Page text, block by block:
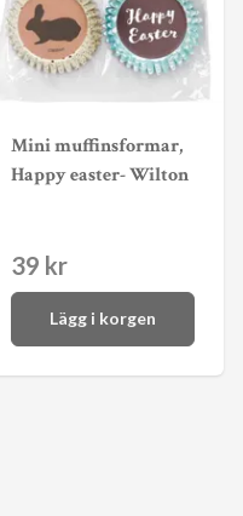
Mini muffinsformar,
Happy easter- Wilton
39 kr
Lägg i korgen